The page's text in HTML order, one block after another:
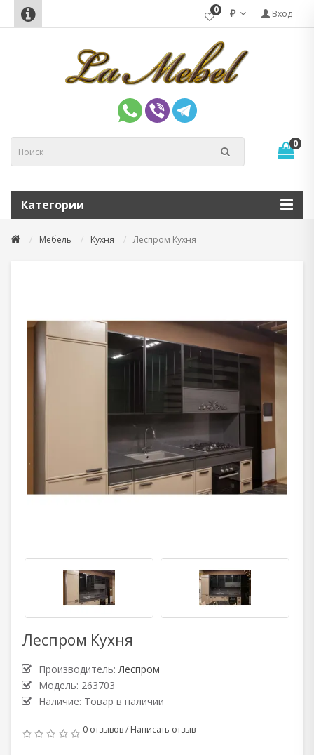
Вход
₽
0
0
Категории
Мебель Кухня Леспром Кухня
Леспром Кухня
Производитель:Леспром
Модель: 263703
Наличие: Товар в наличии
0 отзывов/ Написать отзыв